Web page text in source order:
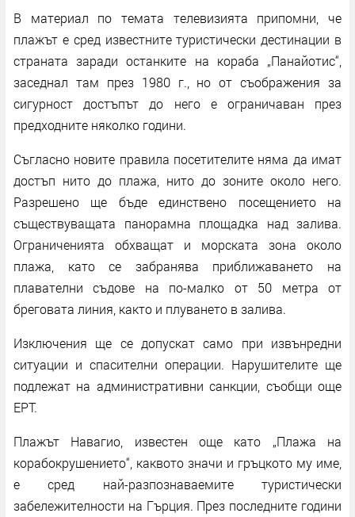
В материал по темата телевизията припомни, че
плажът е сред известните туристически дестинации в
страната заради останките на кораба „Панайотис“,
заседнал там през 1980 г., но от съображения за
сигурност достъпът до него е ограничаван през
предходните няколко години.
Съгласно новите правила посетителите няма да имат
достъп нито до плажа, нито до зоните около него.
Разрешено ще бъде единствено посещението на
съществуващата панорамна площадка над залива.
Ограниченията обхващат и морската зона около
плажа, като се забранява приближаването на
плавателни съдове на по-малко от 50 метра от
бреговата линия, както и плуването в залива.
Изключения ще се допускат само при извънредни
ситуации и спасителни операции. Нарушителите ще
подлежат на административни санкции, съобщи още
ЕРТ.
Плажът Навагио, известен още като „Плажа на
корабокрушението“, каквото значи и гръцкото му име,
е сред най-разпознаваемите туристически
забележителности на Гърция. През последните години